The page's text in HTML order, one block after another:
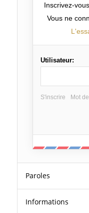
Inscrivez-
Vous ne
Utilisateur:
S'inscrire Mot
Paroles
Informations